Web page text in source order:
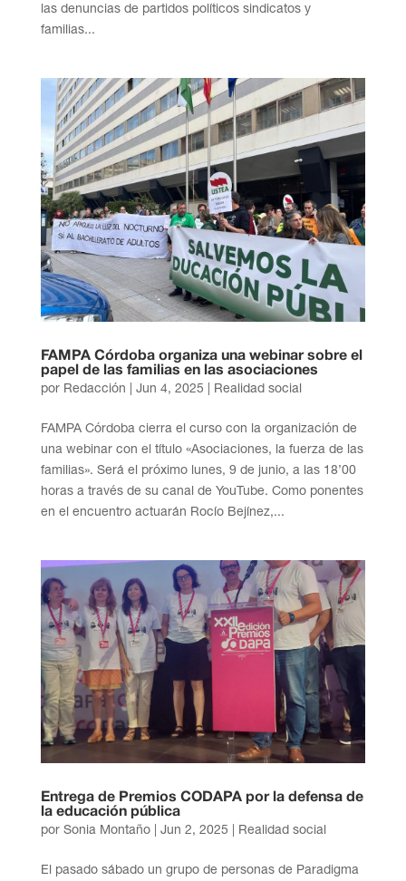
las denuncias de partidos políticos sindicatos y
familias...
FAMPA Córdoba organiza una webinar sobre el
papel de las familias en las asociaciones
por Redacción Jun 4, 2025 Realidad social
FAMPA Córdoba cierra el curso con la organización de
una webinar con el título «Asociaciones, la fuerza de las
familias». Será el próximo lunes, 9 de junio, a las 18’00
horas a través de su canal de YouTube. Como ponentes
en el encuentro actuarán Rocío Bejínez,...
Entrega de Premios CODAPA por la defensa de
la educación pública
por Sonia Montaño| Jun 2, 2025 Realidad social
El pasado sábado un grupo de personas de Paradigma